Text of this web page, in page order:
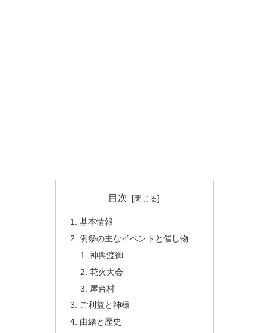
目次
基本情報
例祭の主なイベントと催し物
神輿渡御
花火大会
屋台村
ご利益と神様
由緒と歴史